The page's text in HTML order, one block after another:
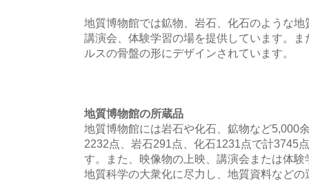
地質博物館では鉱物、岩石、化石のような
講演会、体験学習の場を提供しています。
ルスの骨盤の形にデザインされています。
地質博物館の所蔵品
地質博物館には岩石や化石、鉱物など5,000
2232点、岩石291点、化石1231点で計3745
す。また、映像物の上映、講演会または体
地質科学の大衆化に尽力し、地質資料など